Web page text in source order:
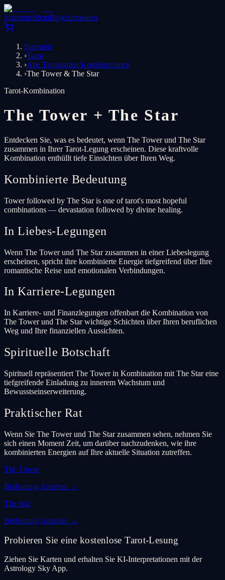
StartseiteShopBlogAnmelden
Startseite
›Tarot
›Alle Tarotkarten-Kombinationen
›The Tower & The Star
Tarot-Kombination
The Tower + The Star
Entdecken Sie, was es bedeutet, wenn The Tower und The Star
zusammen in Ihrer Tarot-Legung erscheinen. Diese kraftvolle
Kombination enthüllt tiefe Einsichten über Ihren Weg.
Kombinierte Bedeutung
Tower followed by The Star is one of tarot's most hopeful
combinations — devastation followed by divine healing.
In Liebes-Legungen
Wenn The Tower und The Star zusammen in einer Liebeslegung
erscheinen, spricht ihre kombinierte Energie tiefgreifend über Ihre
romantische Reise und emotionalen Verbindungen.
In Karriere-Legungen
In Karriere- und Finanzlegungen offenbart die Kombination von
The Tower und The Star wichtige Schichten über Ihren beruflichen
Weg und Ihre finanziellen Aussichten.
Spirituelle Botschaft
Spirituell repräsentiert The Tower in Kombination mit The Star eine
tiefgreifende Einladung zu innerem Wachstum und
Bewusstseinserweiterung.
Praktischer Rat
Wenn Sie The Tower und The Star zusammen sehen, nehmen Sie
sich einen Moment Zeit, um darüber nachzudenken, wie ihre
kombinierten Energien auf Ihre aktuelle Situation zutreffen.
The Tower
Bedeutung Ansehen →
The Star
Bedeutung Ansehen →
Probieren Sie eine kostenlose Tarot-Lesung
Ziehen Sie Karten und erhalten Sie KI-Interpretationen mit der
Astrology Sky App.